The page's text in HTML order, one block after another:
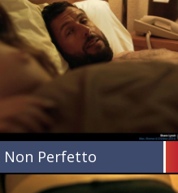
Non Perfetto